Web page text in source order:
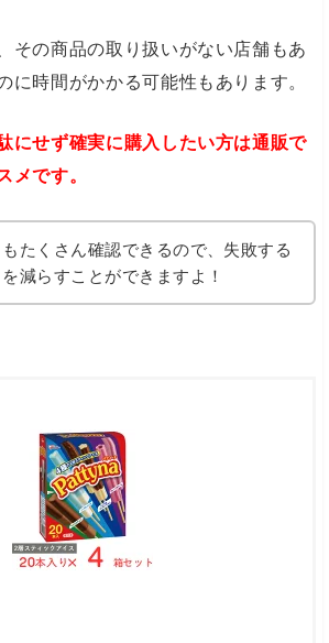
その商品の取り扱いがない店舗もあ
に時間がかかる可能性もあります。
にせず確実に購入したい方は通販で
メです。
たくさん確認できるので、失敗する
減らすことができますよ！